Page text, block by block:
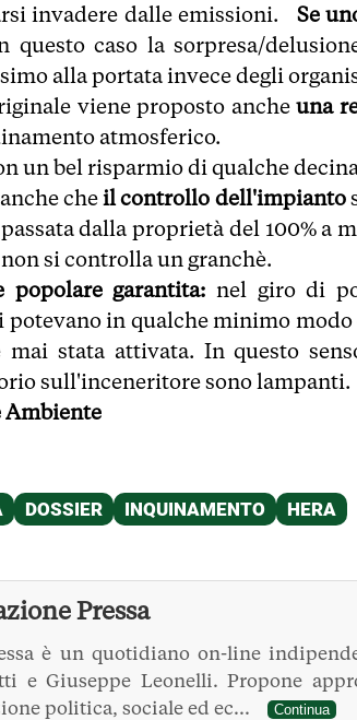
invadere dalle emissioni. Se
questo caso la sorpresa/
alla portata invece degli
viene proposto ancheuna
atmosferico.
un bel risparmio di qualche
cheil controllo dell'impianto
dalla proprietà del 100% a
si controlla un granchè.
popolare garantita: nel giro di
potevano in qualche minimo
mai stata attivata. In questo
sull'inceneritore sono lampanti.
Ambiente
Pressa
è un quotidiano on-line
e Giuseppe Leonelli. Propone
politica, sociale ed ec...
Continua